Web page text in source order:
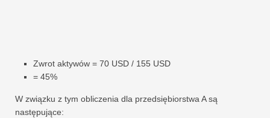
Zwrot aktywów = 70 USD / 155 USD
= 45%
W związku z tym obliczenia dla przedsiębiorstwa A są
następujące: